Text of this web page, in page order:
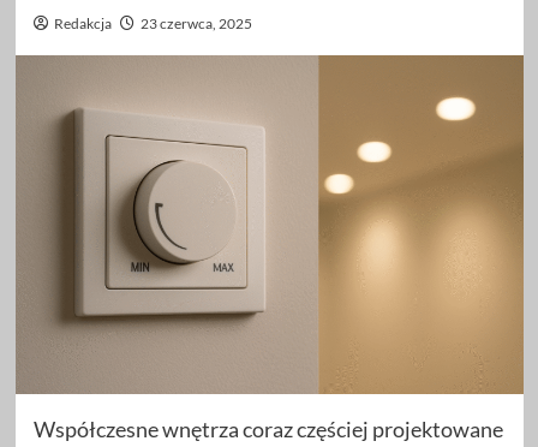
Redakcja 23 czerwca, 2025
Współczesne wnętrza coraz częściej projektowane